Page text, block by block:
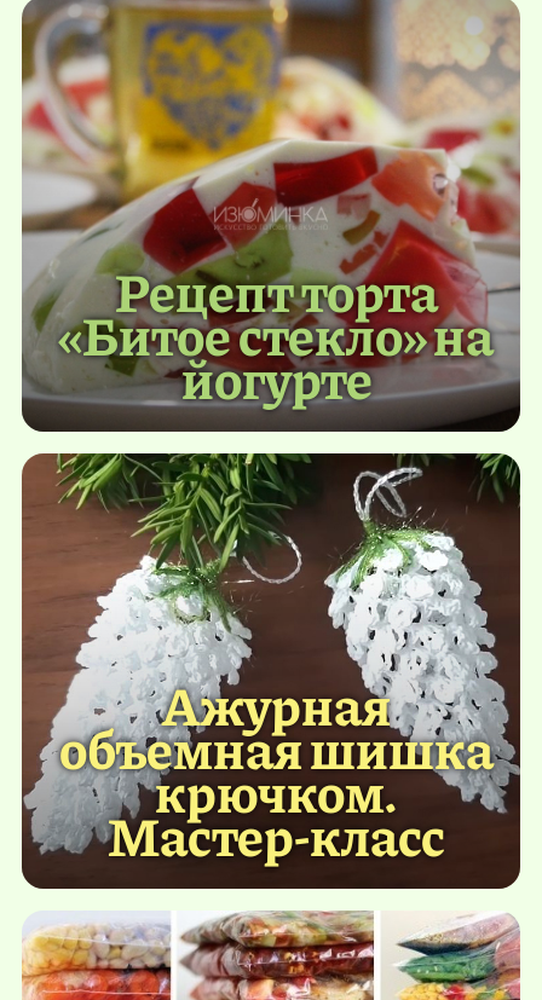
Рецепт торта
«Битое стекло» на
йогурте
Ажурная
объемная шишка
крючком.
Мастер-класс